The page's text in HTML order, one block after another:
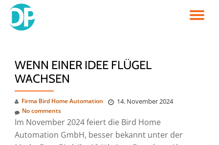
Skip
WENN EINER IDEE FLÜGEL
WACHSEN
Firma Bird Home Automation 14. November 2024
No comments
Im November 2024 feiert die Bird Home
Automation GmbH, besser bekannt unter der